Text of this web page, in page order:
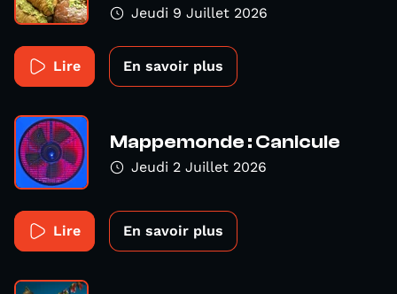
Jeudi 9 Juillet 2026
Lire En savoir plus
Mappemonde : Canicule
Jeudi 2 Juillet 2026
Lire En savoir plus